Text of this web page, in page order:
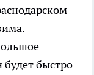
будет быстро